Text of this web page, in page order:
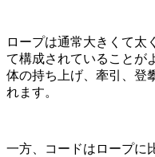
ロープは通常大きくて太
て構成されていることが
体の持ち上げ、牽引、登
れます。
一方、コードはロープに